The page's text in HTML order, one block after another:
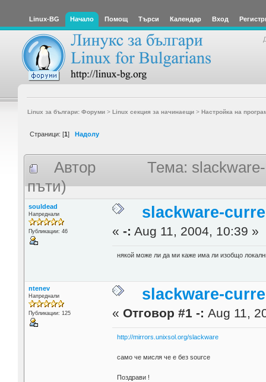
Linux-BG Начало Помощ Търси Календар Вход
Linux за българи: Форуми> Linux секция за начинаещи> Настройка на
Страници: [1] Надолу
Автор
Тема:
пъти)
souldead
Напреднали
Публикации: 46
slackware-
«-: Aug 11, 2004, 10:39 »
някой може ли да ми каже има ли изобщо
ntenev
Напреднали
Публикации: 125
slackware-
« Отговор #1 -: Aug 11,
http://mirrors.unixsol.org/slackware
само че мисля че е без source
Поздрави !